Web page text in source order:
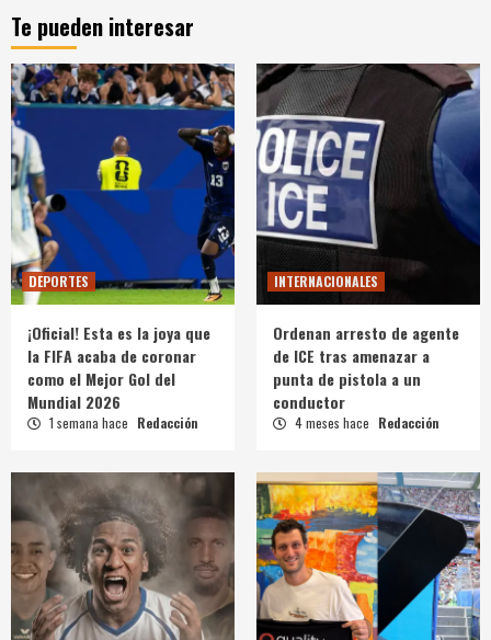
Te pueden interesar
DEPORTES
¡Oficial! Esta es la joya que
la FIFA acaba de coronar
como el Mejor Gol del
Mundial 2026
1 semana hace Redacción
INTERNACIONALES
Ordenan arresto de agente
de ICE tras amenazar a
punta de pistola a un
conductor
4 meses hace Redacción